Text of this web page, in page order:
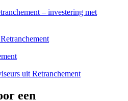
– investering met
uit Retranchement
een